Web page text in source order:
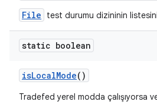
File
test durumu dizininin
static boolean
isLocalMode()
Tradefed yerel modda çalışıyorsa